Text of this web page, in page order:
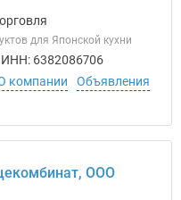
для Японской кухни
ИНН: 6382086706
компании
Объявления
ООО